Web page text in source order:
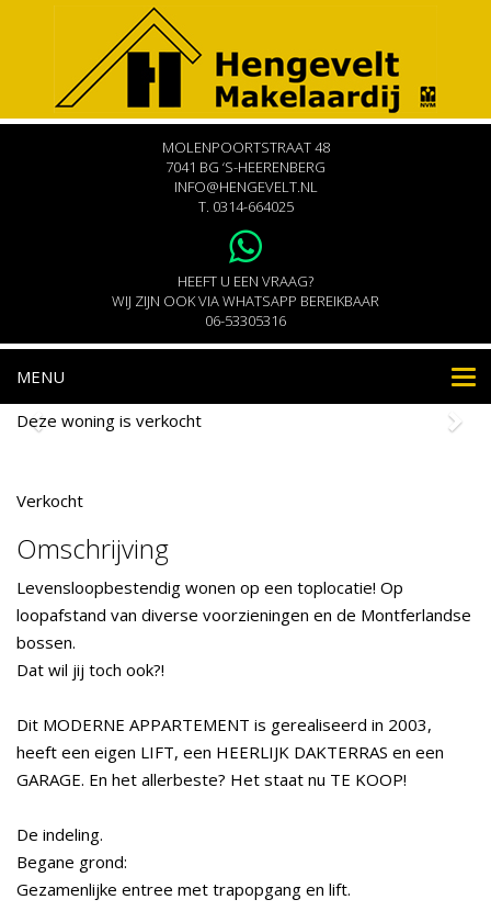
MOLENPOORTSTRAAT 48
7041 BG ‘S-HEERENBERG
INFO@HENGEVELT.NL
T. 0314-664025
HEEFT U EEN VRAAG?
WIJ ZIJN OOK VIA WHATSAPP BEREIKBAAR
06-53305316
MENU
Deze woning is verkocht
Verkocht
Omschrijving
Levensloopbestendig wonen op een toplocatie! Op
loopafstand van diverse voorzieningen en de Montferlandse
bossen.
Dat wil jij toch ook?!
Dit MODERNE APPARTEMENT is gerealiseerd in 2003,
heeft een eigen LIFT, een HEERLIJK DAKTERRAS en een
GARAGE. En het allerbeste? Het staat nu TE KOOP!
De indeling.
Begane grond:
Gezamenlijke entree met trapopgang en lift.